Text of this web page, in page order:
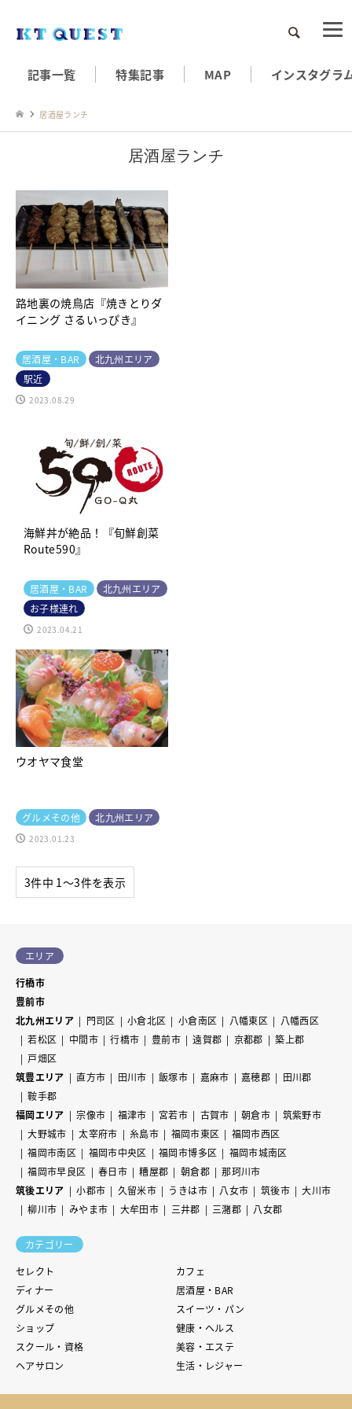
検索
記事一覧 特集記事 MAP インスタグラ
居酒屋ランチ
居酒屋ランチ
路地裏の焼鳥店『焼きとりダ
イニング さるいっぴき』
居酒屋・BAR
北九州エリア
駅近
2023.08.29
海鮮丼が絶品！『旬鮮創菜
Route590』
居酒屋・BAR
北九州エリア
お子様連れ
2023.04.21
ウオヤマ食堂
グルメその他 北九州エリア
2023.01.23
3件中 1〜3件を表示
エリア
行橋市
豊前市
北九州エリア
門司区 小倉北区 小倉南区 八幡東区
八幡西区
若松区
中間市 行橋市 豊前市 遠賀郡 京都郡
築上郡
戸畑区
筑豊エリア
直方市 田川市 飯塚市 嘉麻市 嘉穂郡
田川郡
鞍手郡
福岡エリア
宗像市 福津市 宮若市 古賀市 朝倉市
筑紫野市
大野城市
太宰府市 糸島市 福岡市東区
福岡市西区
福岡市南区
福岡市中央区 福岡市博多区
福岡市城南区
福岡市早良区
春日市 糟屋郡 朝倉郡
那珂川市
筑後エリア
小郡市 久留米市 うきは市 八女市 筑後市
大川市
柳川市
みやま市 大牟田市 三井郡 三潴郡 八女郡
カテゴリー
セレクト
カフェ
ディナー
居酒屋・BAR
グルメその他
スイーツ・パン
ショップ
健康・ヘルス
スクール・資格
美容・エステ
ヘアサロン
生活・レジャー